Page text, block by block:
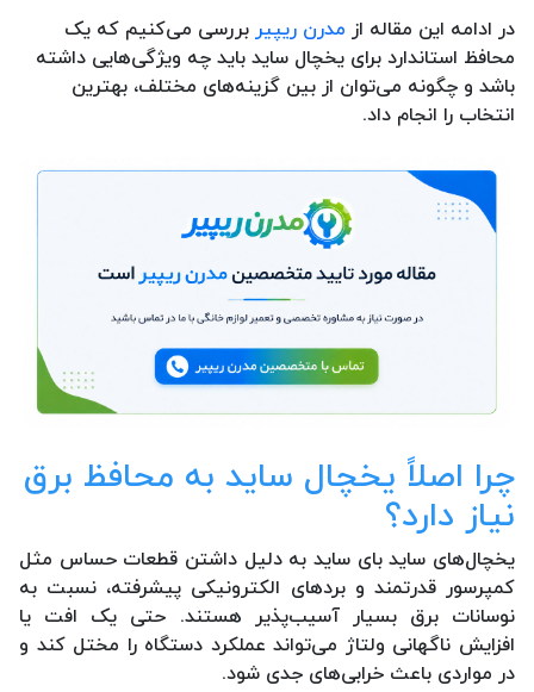
در ادامه این مقاله از مدرن ریپیربررسی می‌کنیم که یک
محافظ استاندارد برای یخچال ساید باید چه ویژگی‌هایی داشته
باشد و چگونه می‌توان از بین گزینه‌های مختلف، بهترین
انتخاب را انجام داد.
چرا اصلاً یخچال ساید به محافظ برق
نیاز دارد؟
یخچال‌های ساید بای ساید به دلیل داشتن قطعات حساس مثل
کمپرسور قدرتمند و بردهای الکترونیکی پیشرفته، نسبت به
نوسانات برق بسیار آسیب‌پذیر هستند. حتی یک افت یا
افزایش ناگهانی ولتاژ می‌تواند عملکرد دستگاه را مختل کند و
در مواردی باعث خرابی‌های جدی شود.